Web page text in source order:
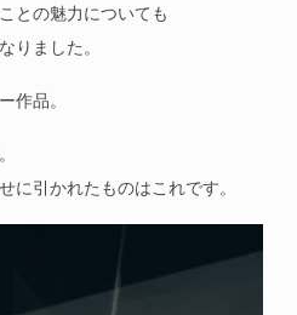
との魅力についても
りました。
作品。
に引かれたものはこれです。